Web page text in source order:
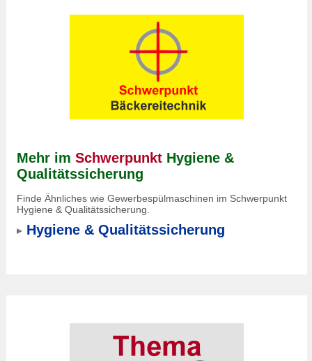
Mehr im Schwerpunkt Hygiene &
Qualitätssicherung
Finde Ähnliches wie Gewerbespülmaschinen im Schwerpunkt
Hygiene & Qualitätssicherung.
Hygiene & Qualitätssicherung